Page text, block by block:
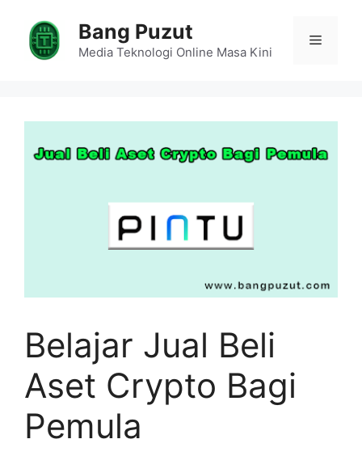
content
Bang Puzut
Media Teknologi Online Masa Kini
Menu
Belajar Jual Beli
Aset Crypto Bagi
Pemula